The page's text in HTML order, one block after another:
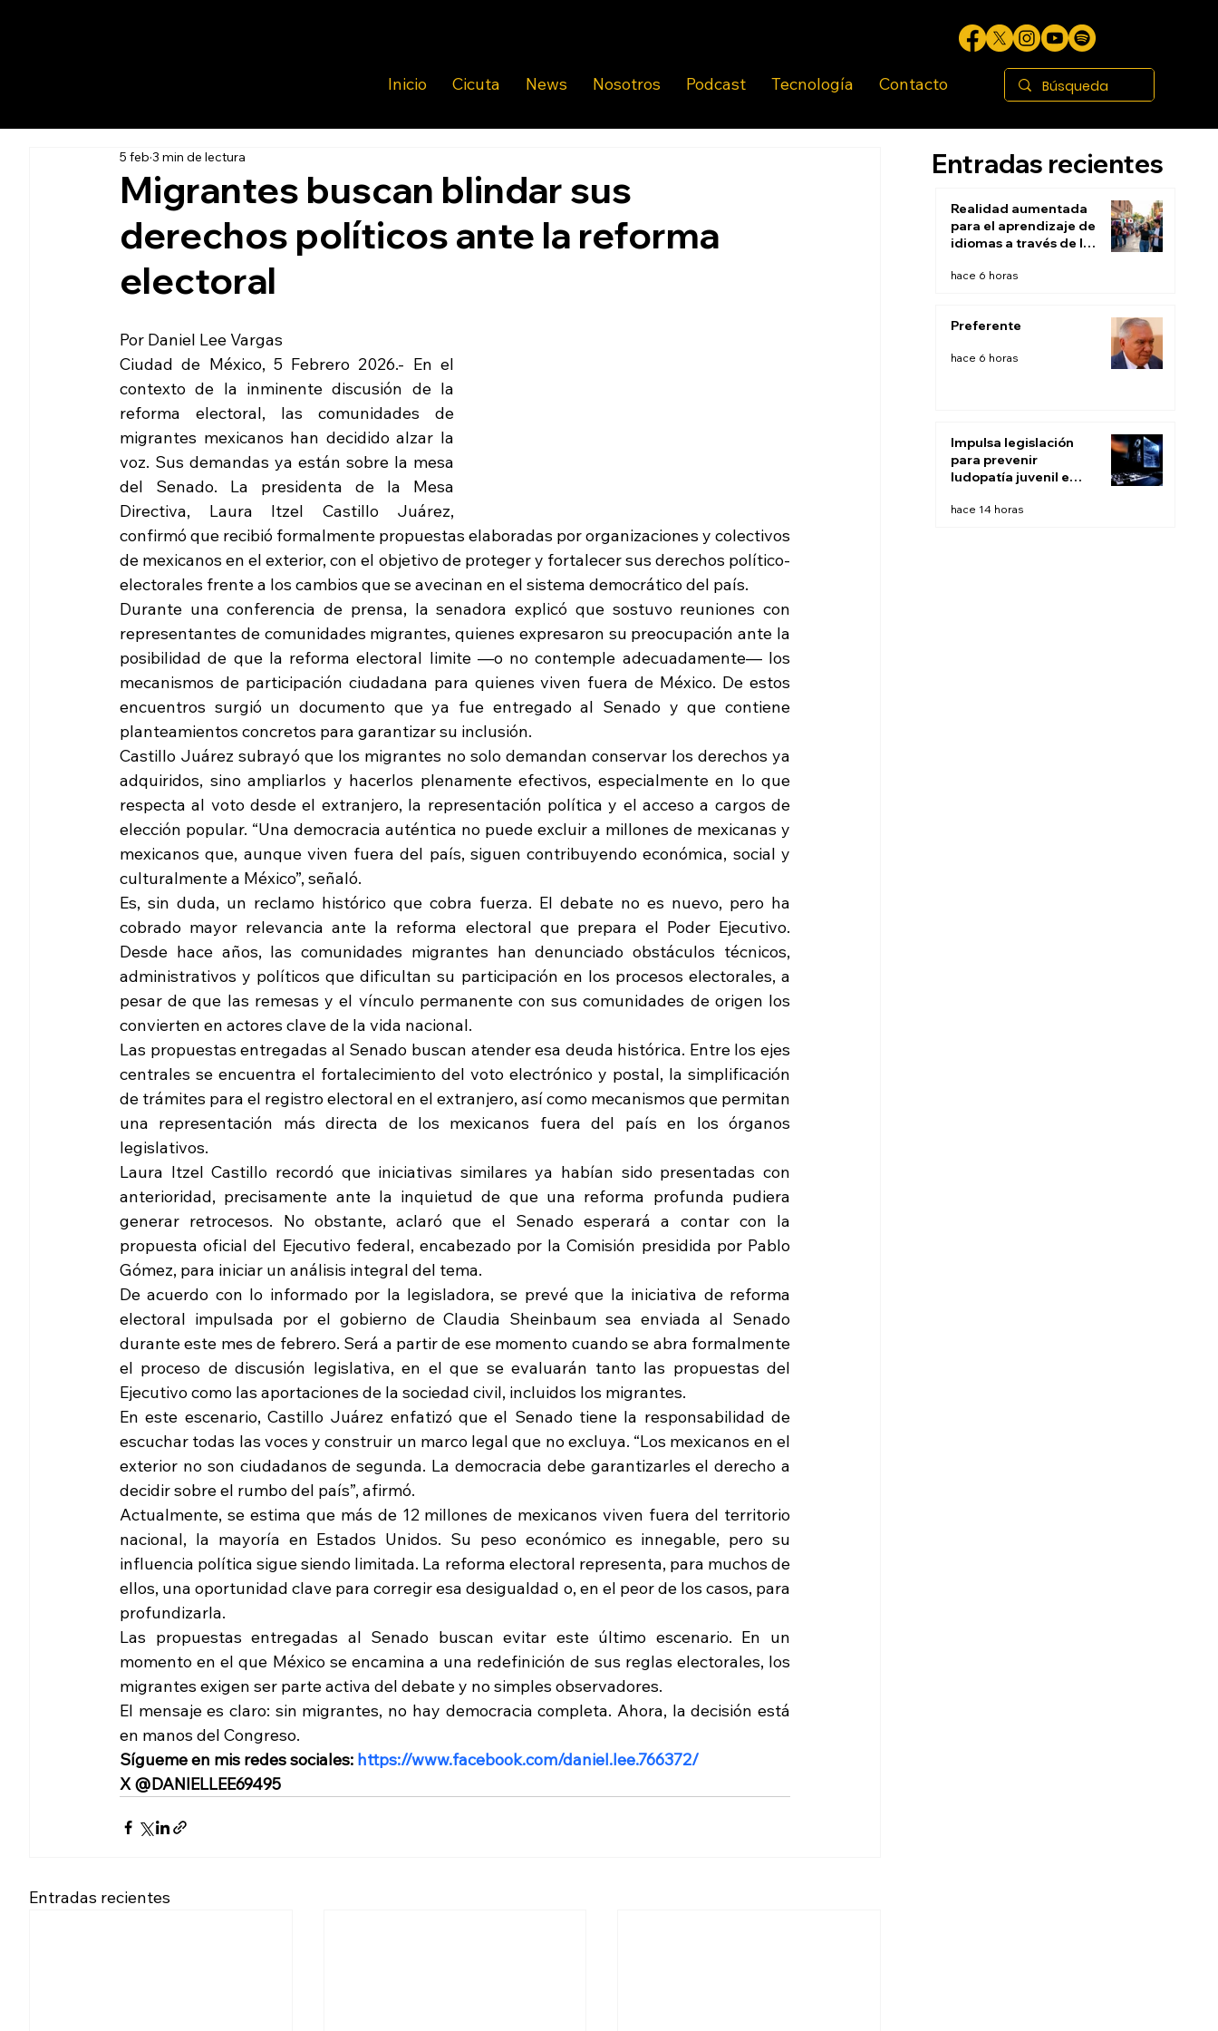
Inicio Cicuta News Nosotros Podcast Tecnología Contacto
Migrantes buscan blindar sus
derechos políticos ante la reforma
electoral
5 feb 3 min de lectura
Por Daniel Lee Vargas
Ciudad de México, 5 Febrero 2026.- En el
contexto de la inminente discusión de la
reforma electoral, las comunidades de
migrantes mexicanos han decidido alzar la
voz. Sus demandas ya están sobre la mesa
del Senado. La presidenta de la Mesa
Directiva, Laura Itzel Castillo Juárez,
confirmó que recibió formalmente propuestas elaboradas por organizaciones y colectivos
de mexicanos en el exterior, con el objetivo de proteger y fortalecer sus derechos político-
electorales frente a los cambios que se avecinan en el sistema democrático del país.
Durante una conferencia de prensa, la senadora explicó que sostuvo reuniones con
representantes de comunidades migrantes, quienes expresaron su preocupación ante la
posibilidad de que la reforma electoral limite —o no contemple adecuadamente— los
mecanismos de participación ciudadana para quienes viven fuera de México. De estos
encuentros surgió un documento que ya fue entregado al Senado y que contiene
planteamientos concretos para garantizar su inclusión.
Castillo Juárez subrayó que los migrantes no solo demandan conservar los derechos ya
adquiridos, sino ampliarlos y hacerlos plenamente efectivos, especialmente en lo que
respecta al voto desde el extranjero, la representación política y el acceso a cargos de
elección popular. “Una democracia auténtica no puede excluir a millones de mexicanas y
mexicanos que, aunque viven fuera del país, siguen contribuyendo económica, social y
culturalmente a México”, señaló.
Es, sin duda, un reclamo histórico que cobra fuerza. El debate no es nuevo, pero ha
cobrado mayor relevancia ante la reforma electoral que prepara el Poder Ejecutivo.
Desde hace años, las comunidades migrantes han denunciado obstáculos técnicos,
administrativos y políticos que dificultan su participación en los procesos electorales, a
pesar de que las remesas y el vínculo permanente con sus comunidades de origen los
convierten en actores clave de la vida nacional.
Las propuestas entregadas al Senado buscan atender esa deuda histórica. Entre los ejes
centrales se encuentra el fortalecimiento del voto electrónico y postal, la simplificación
de trámites para el registro electoral en el extranjero, así como mecanismos que permitan
una representación más directa de los mexicanos fuera del país en los órganos
legislativos.
Laura Itzel Castillo recordó que iniciativas similares ya habían sido presentadas con
anterioridad, precisamente ante la inquietud de que una reforma profunda pudiera
generar retrocesos. No obstante, aclaró que el Senado esperará a contar con la
propuesta oficial del Ejecutivo federal, encabezado por la Comisión presidida por Pablo
Gómez, para iniciar un análisis integral del tema.
De acuerdo con lo informado por la legisladora, se prevé que la iniciativa de reforma
electoral impulsada por el gobierno de Claudia Sheinbaum sea enviada al Senado
durante este mes de febrero. Será a partir de ese momento cuando se abra formalmente
el proceso de discusión legislativa, en el que se evaluarán tanto las propuestas del
Ejecutivo como las aportaciones de la sociedad civil, incluidos los migrantes.
En este escenario, Castillo Juárez enfatizó que el Senado tiene la responsabilidad de
escuchar todas las voces y construir un marco legal que no excluya. “Los mexicanos en el
exterior no son ciudadanos de segunda. La democracia debe garantizarles el derecho a
decidir sobre el rumbo del país”, afirmó.
Actualmente, se estima que más de 12 millones de mexicanos viven fuera del territorio
nacional, la mayoría en Estados Unidos. Su peso económico es innegable, pero su
influencia política sigue siendo limitada. La reforma electoral representa, para muchos de
ellos, una oportunidad clave para corregir esa desigualdad o, en el peor de los casos, para
profundizarla.
Las propuestas entregadas al Senado buscan evitar este último escenario. En un
momento en el que México se encamina a una redefinición de sus reglas electorales, los
migrantes exigen ser parte activa del debate y no simples observadores.
El mensaje es claro: sin migrantes, no hay democracia completa. Ahora, la decisión está
en manos del Congreso.
Sígueme en mis redes sociales: https://www.facebook.com/daniel.lee.766372/
X @DANIELLEE69495
Entradas recientes
Entradas recientes
Realidad aumentada
para el aprendizaje de
idiomas a través de la
Aprender en el mundo
hace 6 horas
Preferente
hace 6 horas
Impulsa legislación
para prevenir
ludopatía juvenil e
hace 14 horas